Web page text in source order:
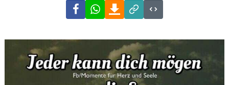
FacebookWhatsAppDownload
Link
Code